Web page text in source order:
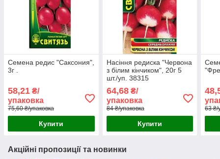
Семена редис "Саксония",
3г .
58,21 ₴/
упаковка
75,60 ₴/упаковка
Купити
Насіння редиска "Червона
з білим кінчиком", 20г 5
шт./уп. 38315
64,68₴/
упаковка
84 ₴/упаковка
Купити
63 ₴/
Акційні пропозиції та новинки